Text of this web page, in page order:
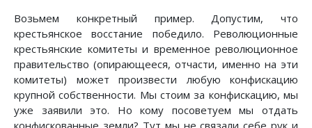
Возьмем конкретный пример. Допустим, что
крестьянское восстание победило. Революционные
крестьянские комитеты и временное революционное
правительство (опирающееся, отчасти, именно на эти
комитеты) может произвести любую конфискацию
крупной собственности. Мы стоим за конфискацию, мы
уже заявили это. Но кому посоветуем мы отдать